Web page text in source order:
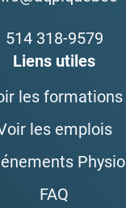
514 318-9579
Liens utiles
les formations
les emplois
Physio
FAQ